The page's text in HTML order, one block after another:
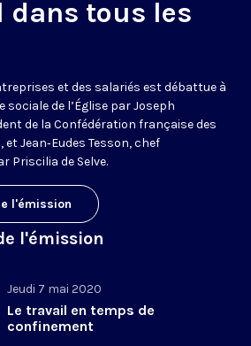
dans tous les
et des salariés est débattue à
sociale de l’Église par Joseph
de la Confédération française des
Jean‑Eudes Tesson, chef
Priscilia de Selve.
l'émission
l'émission
Jeudi 7 mai 2020
Le travail en temps de
confinement